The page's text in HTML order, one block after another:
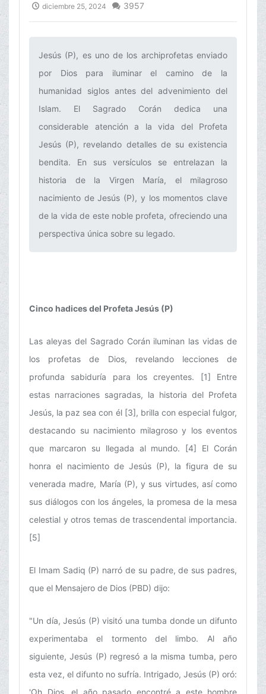
diciembre 25, 2024 3957
Jesús (P), es uno de los archiprofetas enviado
por Dios para iluminar el camino de la
humanidad siglos antes del advenimiento del
Islam. El Sagrado Corán dedica una
considerable atención a la vida del Profeta
Jesús (P), revelando detalles de su existencia
bendita. En sus versículos se entrelazan la
historia de la Virgen María, el milagroso
nacimiento de Jesús (P), y los momentos clave
de la vida de este noble profeta, ofreciendo una
perspectiva única sobre su legado.‌
Cinco hadices del Profeta Jesús (P)
Las aleyas del Sagrado Corán iluminan las vidas de
los profetas de Dios, revelando lecciones de
profunda sabiduría para los creyentes. [1] Entre
estas narraciones sagradas, la historia del Profeta
Jesús, la paz sea con él [3], brilla con especial fulgor,
destacando su nacimiento milagroso y los eventos
que marcaron su llegada al mundo. [4] El Corán
honra el nacimiento de Jesús (P), la figura de su
venerada madre, María (P), y sus virtudes, así como
sus diálogos con los ángeles, la promesa de la mesa
celestial y otros temas de trascendental importancia.
[5]
El Imam Sadiq (P) narró de su padre, de sus padres,
que el Mensajero de Dios (PBD) dijo:
"Un día, Jesús (P) visitó una tumba donde un difunto
experimentaba el tormento del limbo. Al año
siguiente, Jesús (P) regresó a la misma tumba, pero
esta vez, el difunto no sufría. Intrigado, Jesús (P) oró:
'Oh Dios, el año pasado encontré a este hombre